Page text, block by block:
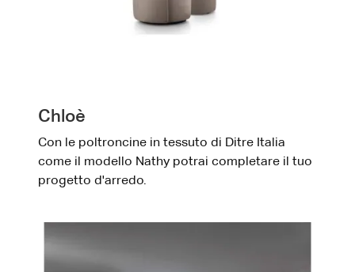
Chloè
Con le poltroncine in tessuto di Ditre Italia
come il modello Nathy potrai completare il tuo
progetto d'arredo.